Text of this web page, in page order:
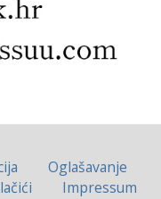
Oglašavanje
Impressum